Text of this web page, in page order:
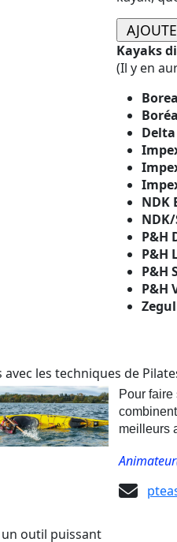
Kayaks
(Il y en
Delta
NDK
P&H
P&H
P&H
P&H
avec les techniques de
Pour
meilleurs
un outil puissant